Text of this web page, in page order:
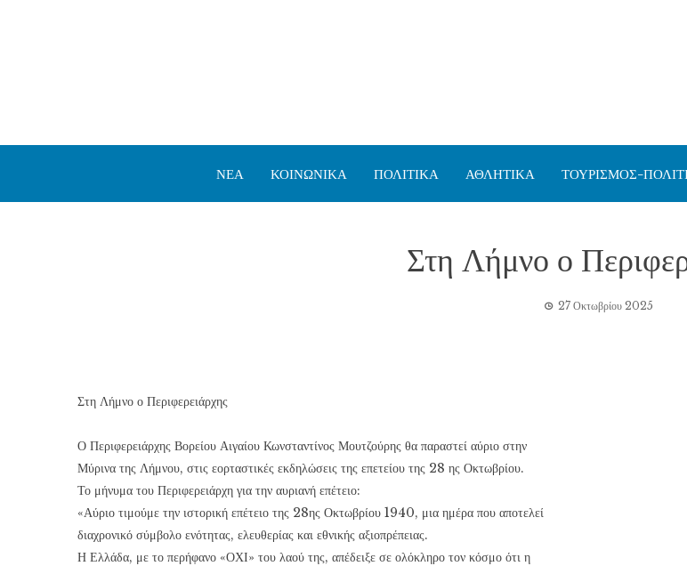
ΝΕΑ ΚΟΙΝΩΝΙΚΑ ΠΟΛΙΤΙΚΑ ΑΘΛΗΤΙΚΑ ΤΟΥΡΙΣΜΟΣ-
Στη Λήμνο ο
27 Οκτωβρίου 2025
Στη Λήμνο ο Περιφερειάρχης
Ο Περιφερειάρχης Βορείου Αιγαίου Κωνσταντίνος Μουτζούρης θα παραστεί αύριο στην
Μύρινα της Λήμνου, στις εορταστικές εκδηλώσεις της επετείου της 28 ης Οκτωβρίου.
Το μήνυμα του Περιφερειάρχη για την αυριανή επέτειο:
«Αύριο τιμούμε την ιστορική επέτειο της 28ης Οκτωβρίου 1940, μια ημέρα που αποτελεί
διαχρονικό σύμβολο ενότητας, ελευθερίας και εθνικής αξιοπρέπειας.
Η Ελλάδα, με το περήφανο «ΟΧΙ» του λαού της, απέδειξε σε ολόκληρο τον κόσμο ότι η